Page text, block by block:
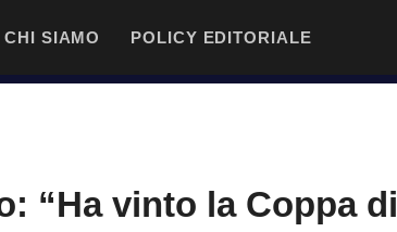
CHI SIAMO POLICY EDITORIALE
“Ha vinto la Coppa di